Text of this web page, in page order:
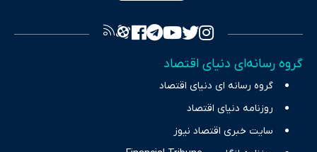
تصویری شفاف از واقعیت‌های اقتصادی ارائه دهد. ما در اکوایران با
چالش‌های فقر و بیکاری را جست‌وجو کرده و در کنار تحلیل آمارها،
نیازهای خبری مخاطبان در حوزه‌های اثرگذار بر اقتصاد را با رویکردی
حرفه‌ای و روزآمد پوشش می‌دهیم.
گروه رسانه‌ای دنیای اقتصاد
گروه رسانه ای دنیای اقتصاد
روزنامه دنیای اقتصاد
سایت خبری اقتصاد نیوز